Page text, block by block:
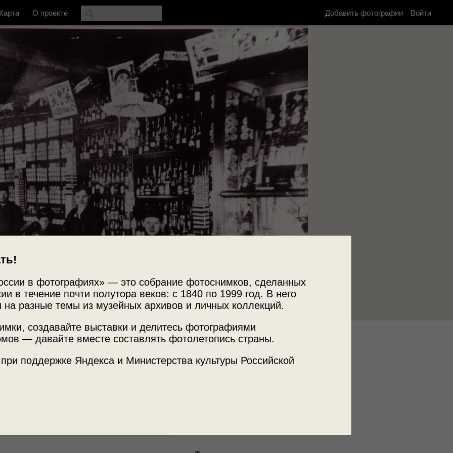
в фотографиях» — это собрание фотоснимков, сделанных
в течение почти полутора веков: с 1840 по 1999 год. В него
на разные темы из музейных архивов и личных коллекций.
создавайте выставки и делитесь фотографиями
— давайте вместе составлять фотолетопись страны.
поддержке Яндекса и Министерства культуры Российской
Карта О проекте Добавить фотографии Войти
Источник
«Музей истории города Мариинска»
купца